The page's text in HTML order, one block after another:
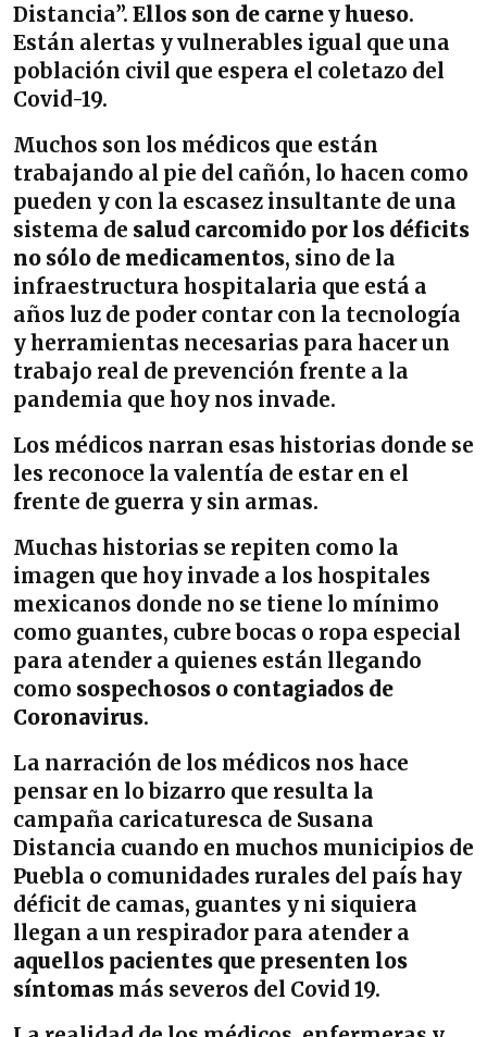
Distancia”. Ellos son de carne y hueso.
Están alertas y vulnerables igual que una
población civil que espera el coletazo del
Covid-19.
Muchos son los médicos que están
trabajando al pie del cañón, lo hacen como
pueden y con la escasez insultante de una
sistema de salud carcomido por los déficits
no sólo de medicamentos, sino de la
infraestructura hospitalaria que está a
años luz de poder contar con la tecnología
y herramientas necesarias para hacer un
trabajo real de prevención frente a la
pandemia que hoy nos invade.
Los médicos narran esas historias donde se
les reconoce la valentía de estar en el
frente de guerra y sin armas.
Muchas historias se repiten como la
imagen que hoy invade a los hospitales
mexicanos donde no se tiene lo mínimo
como guantes, cubre bocas o ropa especial
para atender a quienes están llegando
como sospechosos o contagiados de
Coronavirus.
La narración de los médicos nos hace
pensar en lo bizarro que resulta la
campaña caricaturesca de Susana
Distancia cuando en muchos municipios de
Puebla o comunidades rurales del país hay
déficit de camas, guantes y ni siquiera
llegan a un respirador para atender a
aquellos pacientes que presenten los
síntomas más severos del Covid 19.